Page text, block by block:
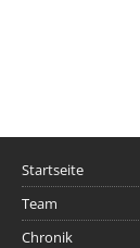
Startseite
Team
Chronik